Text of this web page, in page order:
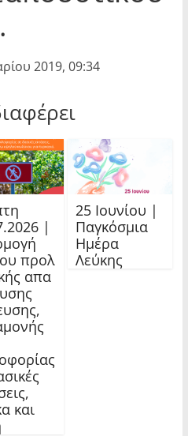
2019, 09:34
|
προλ
απα
και
25 Ιουνίου |
Παγκόσμια
Ημέρα
Λεύκης